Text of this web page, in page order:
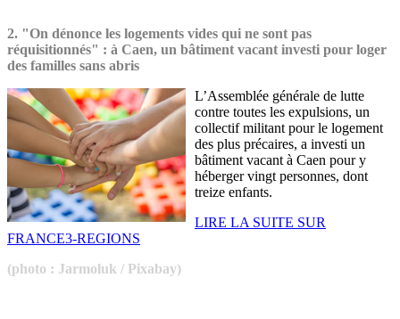
2. "On dénonce les logements vides qui ne sont pas
réquisitionnés" : à Caen, un bâtiment vacant investi pour loger
des familles sans abris
L’Assemblée générale de lutte
contre toutes les expulsions, un
collectif militant pour le logement
des plus précaires, a investi un
bâtiment vacant à Caen pour y
héberger vingt personnes, dont
treize enfants.
LIRE LA SUITE SUR
FRANCE3-REGIONS
(photo : Jarmoluk / Pixabay)